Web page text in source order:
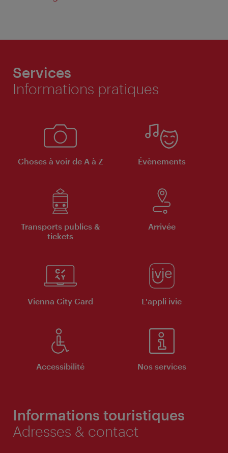
Services
Informations pratiques
Choses à voir de A à Z Évènements
Transports publics &
tickets
Arrivée
Vienna City Card L'appli ivie
Accessibilité Nos services
Informations touristiques
Adresses & contact